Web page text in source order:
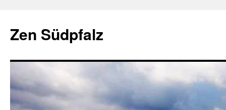
springen
Zen Südpfalz